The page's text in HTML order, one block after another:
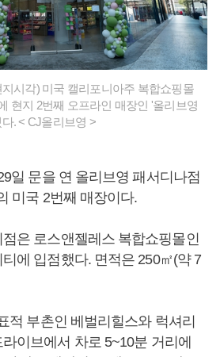
시각) 미국 캘리포니아주 복합쇼핑몰
현지 2번째 오프라인 매장인 '올리브영
. < CJ올리브영 >
일 문을 연 올리브영 패서디나점
미국 2번째 매장이다.
은 로스앤젤레스 복합쇼핑몰인
에 입점했다. 면적은 250㎡(약 7
적 부촌인 베벌리힐스와 럭셔리
이브에서 차로 5~10분 거리에